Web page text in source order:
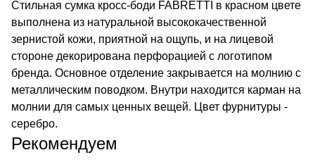
Стильная сумка кросс-боди FABRETTI в красном цвете
выполнена из натуральной высококачественной
зернистой кожи, приятной на ощупь, и на лицевой
стороне декорирована перфорацией с логотипом
бренда. Основное отделение закрывается на молнию с
металлическим поводком. Внутри находится карман на
молнии для самых ценных вещей. Цвет фурнитуры -
серебро.
Рекомендуем